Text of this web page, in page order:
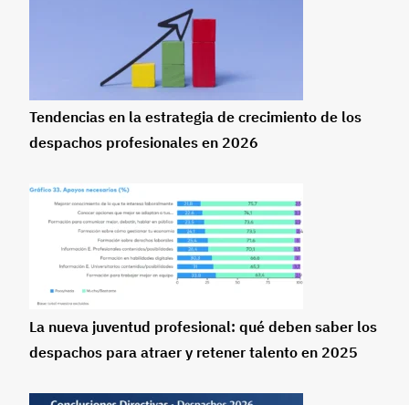
Tendencias en la estrategia de crecimiento de los
despachos profesionales en 2026
La nueva juventud profesional: qué deben saber los
despachos para atraer y retener talento en 2025